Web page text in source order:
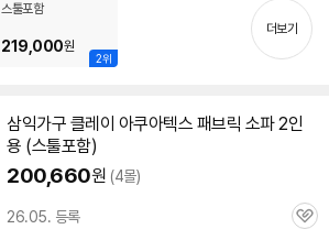
치
기
2위
스툴포함
219,000원
더보기
삼익가구 클레이 아쿠아텍스 패브릭 소파2인
용 (스툴포함)
200,660원 (4몰)
26.05. 등록
관